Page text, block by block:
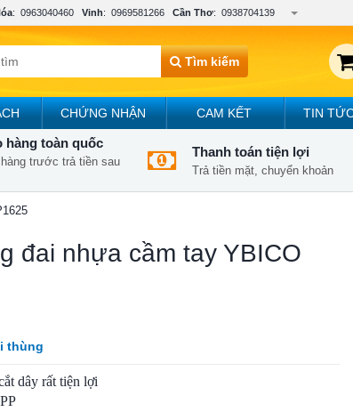
: 0963040460 Vinh: 0969581266 Cần Thơ: 0938704139
Tìm kiếm
CHỨNG NHẬN CAM KẾT TIN
hàng toàn quốc
trước trả tiền sau
Thanh toán tiện lợi
Trả tiền mặt, chuyển khoản
đai nhựa cầm tay YBICO
thùng
dây rất tiện lợi